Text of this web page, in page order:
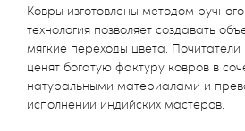
Ковры изготовлены методом
технология позволяет создавать
мягкие переходы цвета. Почитатели
ценят богатую фактуру ковров в
натуральными материалами и
исполнении индийских мастеров.